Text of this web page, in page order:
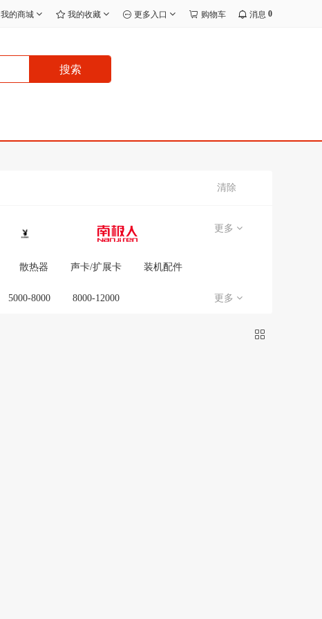
我的商城 我的收藏 更多入口 购物车 消息 0
搜索
清除
更多
散热器 声卡/扩展卡 装机配件
5000-8000 8000-12000 更多